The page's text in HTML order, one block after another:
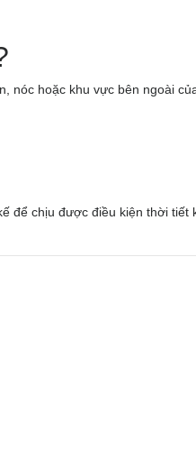
nóc hoặc khu vực bên ngoài
để chịu được điều kiện thời tiết